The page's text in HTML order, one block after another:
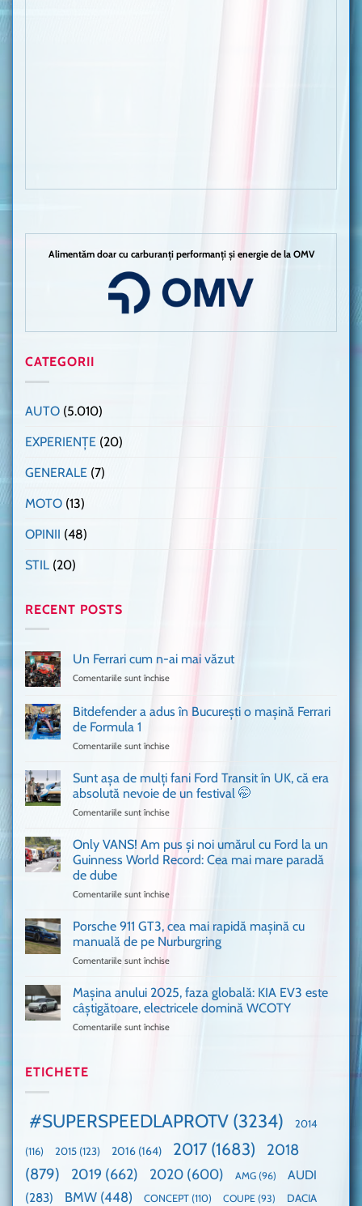
Alimentăm doar cu carburanți performanți și energie de la OMV
CATEGORII
AUTO (5.010)
EXPERIENȚE (20)
GENERALE (7)
MOTO (13)
OPINII (48)
STIL (20)
RECENT POSTS
Un Ferrari cum n-ai mai văzut
Comentariile sunt închise
Ferrari
cum
văzut
Bitdefender a adus în București o mașină Ferrari
de Formula 1
Comentariile sunt închise
a
în
mașină
Ferrari
Sunt așa de mulți fani Ford Transit în UK, că era
absolută nevoie de un festival 🤭
Comentariile sunt închise
așa
mulți
în
UK,
nevoie
de
Only VANS! Am pus și noi umărul cu Ford la un
Guinness World Record: Cea mai mare paradă
de dube
Comentariile sunt închise
VANS!
Am
pus
umărul
cu
mai
mare
paradă
de
dube
Porsche 911 GT3, cea mai rapidă mașină cu
manuală de pe Nurburgring
Comentariile sunt închise
911
GT3,
cea
pe
Nurburgring
Mașina anului 2025, faza globală: KIA EV3 este
câștigătoare, electricele domină WCOTY
Comentariile sunt închise
EV3
câștigătoare,
domină
WCOTY
ETICHETE
#SUPERSPEEDLAPROTV (3234) 2014
(116) 2015 (123) 2016 (164) 2017 (1683)
2018
(879)
2019 (662) 2020 (600) AMG (96)
AUDI
(283)
BMW (448) CONCEPT (110) COUPE (93)
DACIA